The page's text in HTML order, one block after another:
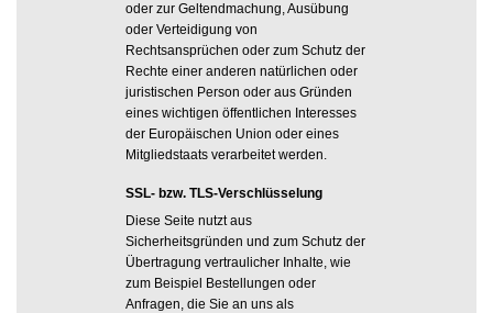
oder zur Geltendmachung, Ausübung
oder Verteidigung von
Rechtsansprüchen oder zum Schutz der
Rechte einer anderen natürlichen oder
juristischen Person oder aus Gründen
eines wichtigen öffentlichen Interesses
der Europäischen Union oder eines
Mitgliedstaats verarbeitet werden.
SSL- bzw. TLS-Verschlüsselung
Diese Seite nutzt aus
Sicherheitsgründen und zum Schutz der
Übertragung vertraulicher Inhalte, wie
zum Beispiel Bestellungen oder
Anfragen, die Sie an uns als